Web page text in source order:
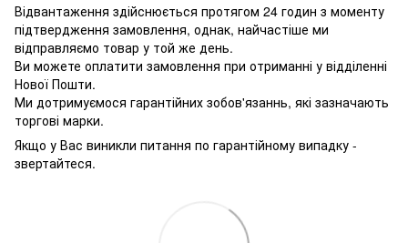
Відвантаження здійснюється протягом 24 годин з моменту
підтвердження замовлення, однак, найчастіше ми
відправляємо товар у той же день.
Ви можете оплатити замовлення при отриманні у відділенні
Нової Пошти.
Ми дотримуємося гарантійних зобов'язаннь, які зазначають
торгові марки.
Якщо у Вас виникли питання по гарантійному випадку -
звертайтеся.